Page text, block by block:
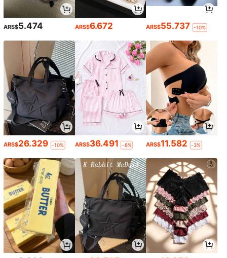
ARS$5.474 ARS$6.672 ARS$55.737 -10%
ARS$26.329 -10% ARS$36.491 -8% ARS$11.582 -3%